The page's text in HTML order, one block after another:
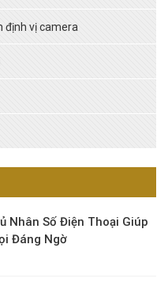
định vị camera
Nhân Số Điện Thoại Giúp
Đáng Ngờ